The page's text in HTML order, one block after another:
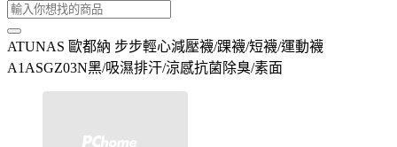
ATUNAS 歐都納 步步輕心減壓襪/踝襪/短襪/運動襪
A1ASGZ03N黑/吸濕排汗/涼感抗菌除臭/素面